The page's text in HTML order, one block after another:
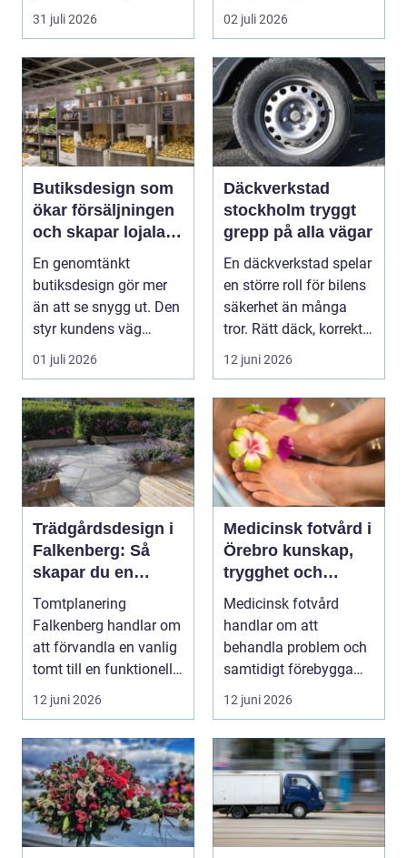
uteservering. Rätt
paras...
31 juli 2026
smycken, gamla vi...
02 juli 2026
Butiksdesign som
ökar försäljningen
och skapar lojalare
kunder
En genomtänkt
butiksdesign gör mer
än att se snygg ut. Den
styr kundens väg
genom lokalen,
påverkar ...
01 juli 2026
Däckverkstad
stockholm tryggt
grepp på alla vägar
En däckverkstad spelar
en större roll för bilens
säkerhet än många
tror. Rätt däck, korrekt
monterin...
12 juni 2026
Trädgårdsdesign i
Falkenberg: Så
skapar du en
genomtänkt
trädgård som
håller över tid
Tomtplanering
Falkenberg handlar om
att förvandla en vanlig
tomt till en funktionell,
vacker oc...
12 juni 2026
Medicinsk fotvård i
Örebro kunskap,
trygghet och
vardagskomfort
Medicinsk fotvård
handlar om att
behandla problem och
samtidigt förebygga
framtida besvär. För
många...
12 juni 2026